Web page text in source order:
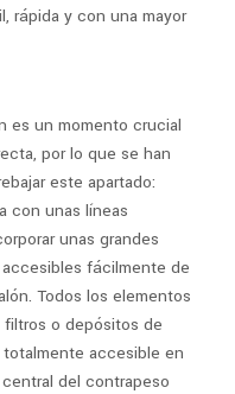
rápida y con una mayor
es un momento crucial
por lo que se han
este apartado:
con unas líneas
unas grandes
fácilmente de
Todos los elementos
o depósitos de
accesible en
del contrapeso